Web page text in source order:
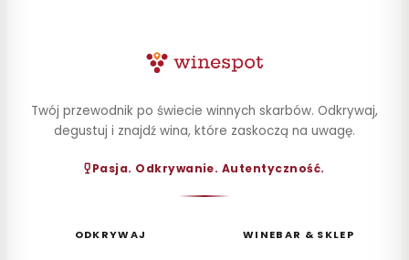
Twój przewodnik po świecie winnych skarbów. Odkrywaj,
degustuj i znajdź wina, które zaskoczą na uwagę.
Pasja. Odkrywanie. Autentyczność.
ODKRYWAJ WINEBAR & SKLEP